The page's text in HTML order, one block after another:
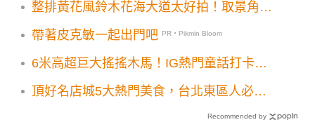
整排黃花風鈴木花海大道太好拍！取景角度
帶著皮克敏一起出門吧 PR・Pikmin Bloom
6米高超巨大搖搖木馬！IG熱門童話打卡地
頂好名店城5大熱門美食，台北東區人必吃
Recommended by